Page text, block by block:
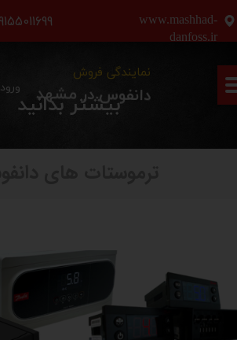
www.mashhad-
danfoss.ir
نمایندگی فروش
ورود
حساب کاربری من
تغییر گذر واژه
سفارشات
دانفوس در مشهد
بیشتر بدانید